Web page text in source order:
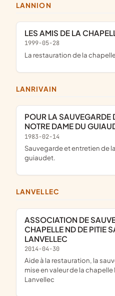
LANNION
LES AMIS DE LA
1999-05-28
la restauration de la
LANRIVAIN
POUR LA SAUVEGARDE DE LA CHAPELLE
NOTRE DAME DU
1983-02-14
sauvegarde et entretien de la chapelle notre dame du
guiaudet.
LANVELLEC
ASSOCIATION DE SAUVEGARDE DE LA
CHAPELLE ND DE PITIE
LANVELLEC
2014-04-30
aide à la restauration, la sauvegarde, l'entretien et la
mise en valeur de la
Lanvellec